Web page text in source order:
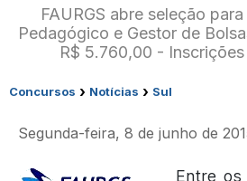
FAURGS abre seleção
Pedagógico e Gestor de
R$ 5.760,00 - Inscrições
Concursos › Notícias › Sul
Segunda-feira, 8 de junho de
Entre